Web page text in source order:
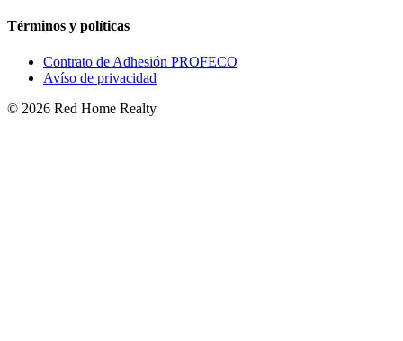
Términos y políticas
Contrato de Adhesión PROFECO
Avíso de privacidad
© 2026 Red Home Realty